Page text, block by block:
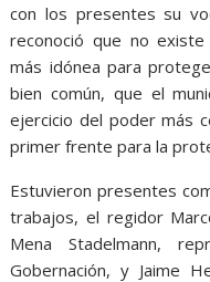
con los presentes su
reconoció que no
más idónea para
bien común, que el
ejercicio del poder más
primer frente para la
Estuvieron presentes
trabajos, el regidor
Mena Stadelmann,
Gobernación, y Jaime